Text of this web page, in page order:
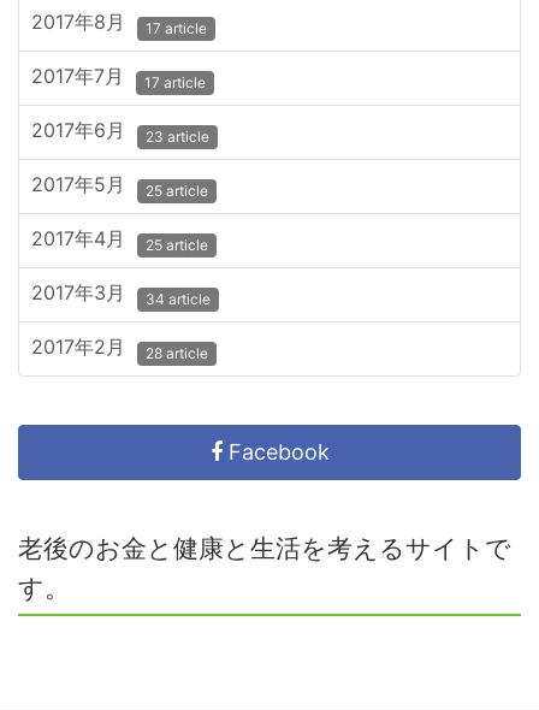
2017年8月 17 article
2017年7月 17 article
2017年6月 23 article
2017年5月 25 article
2017年4月 25 article
2017年3月 34 article
2017年2月 28 article
Facebook
老後のお金と健康と生活を考えるサイトで
す。